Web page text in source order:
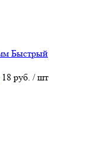
Быстрый
18 руб. / шт